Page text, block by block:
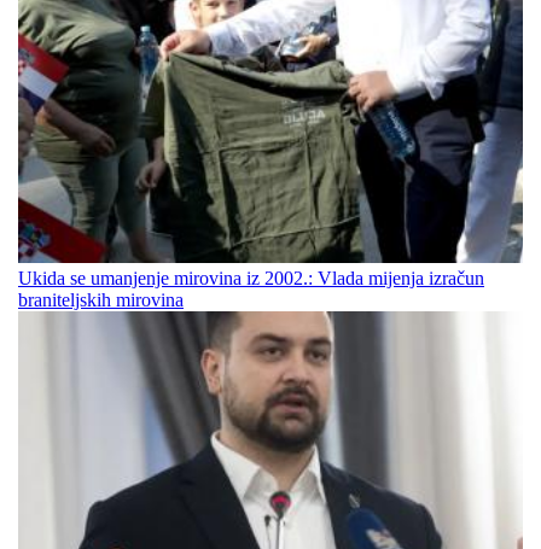
Ukida se umanjenje mirovina iz 2002.: Vlada mijenja izračun
braniteljskih mirovina